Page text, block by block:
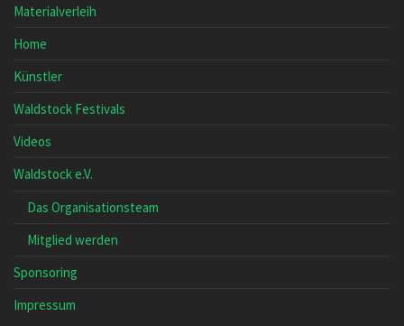
Materialverleih
Home
Künstler
Waldstock Festivals
Videos
Waldstock e.V.
Das Organisationsteam
Mitglied werden
Sponsoring
Impressum